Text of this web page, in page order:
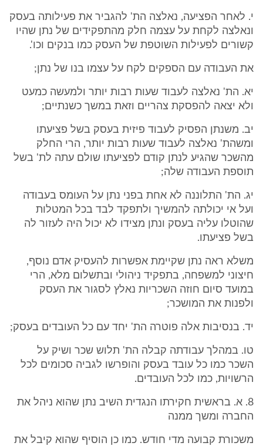
י. לאחר הפציעה, נאלצה הת' להגביר את פעילותה בעסק
ונאלצה לקחת על עצמה חלק מהתפקידים של נתן שהיו
קשורים לפעילות השוטפת של העסק כמו בנקים וכו'.
את העבודה עם הספקים לקח על עצמו בנו של נתן;
יא. הת' נאלצה לעבוד שעות רבות יותר ולמעשה כמעט
ולא יצאה להפסקת צהריים וזאת במשך כשנתיים;
יב. משנתן הפסיק לעבוד פיזית בעסק בשל פציעתו
ומשהת' נאלצה לעבוד שעות רבות יותר, הרי החלק
מהשכר שהגיע לנתן קודם לפציעתו שולם עתה לת' בשל
תוספת העבודה שלה;
יג. הת' התלוננה לא אחת בפני נתן על העומס בעבודה
ועל אי יכולתה להמשיך ולתפקד לבד בכל המטלות
שהוטלו עליה בעסק ונתן מצידו לא יכול היה לעזור לה
בשל פציעתו.
משלא ראה נתן שקיימת אפשרות להעסיק אדם נוסף,
חיצוני למשפחה, בתפקיד ניהולי ובתשלום מלא, הרי
במועד סיום חוזה השכריות נאלץ לסגור את העסק
ולפנות את המושכר;
יד. בנסיבות אלה פוטרה הת' יחד עם כל העובדים בעסק;
טו. במהלך עבודתה קבלה הת' תלוש שכר ושיק על
השכר כמו כל עובד בעסק והופרשו לגביה סכומים לכל
הרשויות, כמו לכל העובדים.
8. א. בראשית חקירתו הנגדית השיב נתן שהוא ניהל את
החברה ומשך ממנה
משכורת קבועה מדי חודש. כמו כן הוסיף שהוא קיבל את